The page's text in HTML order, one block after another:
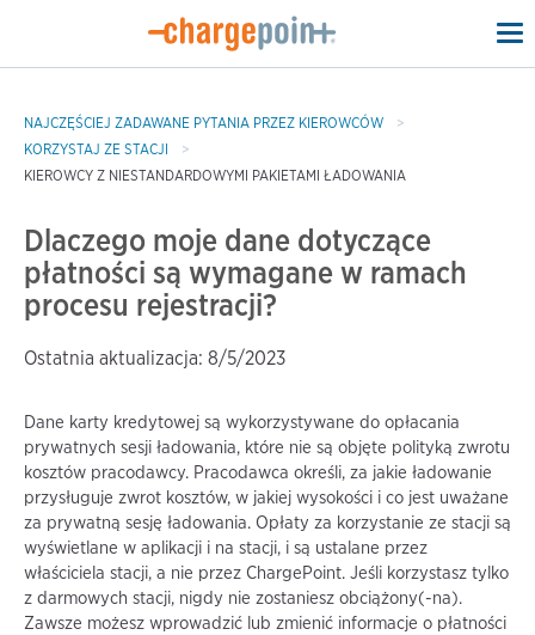
NAJCZĘŚCIEJ ZADAWANE PYTANIA PRZEZ KIEROWCÓW
KORZYSTAJ ZE STACJI
KIEROWCY Z NIESTANDARDOWYMI PAKIETAMI ŁADOWANIA
Dlaczego moje dane dotyczące
płatności są wymagane w ramach
procesu rejestracji?
Ostatnia aktualizacja: 8/5/2023
Dane karty kredytowej są wykorzystywane do opłacania
prywatnych sesji ładowania, które nie są objęte polityką zwrotu
kosztów pracodawcy. Pracodawca określi, za jakie ładowanie
przysługuje zwrot kosztów, w jakiej wysokości i co jest uważane
za prywatną sesję ładowania. Opłaty za korzystanie ze stacji są
wyświetlane w aplikacji i na stacji, i są ustalane przez
właściciela stacji, a nie przez ChargePoint. Jeśli korzystasz tylko
z darmowych stacji, nigdy nie zostaniesz obciążony(-na).
Zawsze możesz wprowadzić lub zmienić informacje o płatności